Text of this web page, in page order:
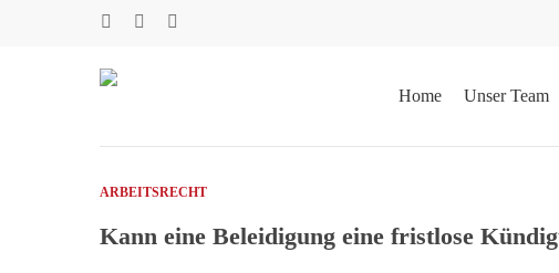
Home Unser Team
ARBEITSRECHT
Kann eine Beleidigung eine fristlose